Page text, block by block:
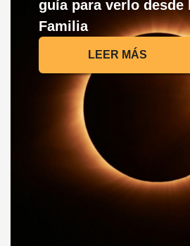
guía para verlo desde
Familia
LEER MÁS